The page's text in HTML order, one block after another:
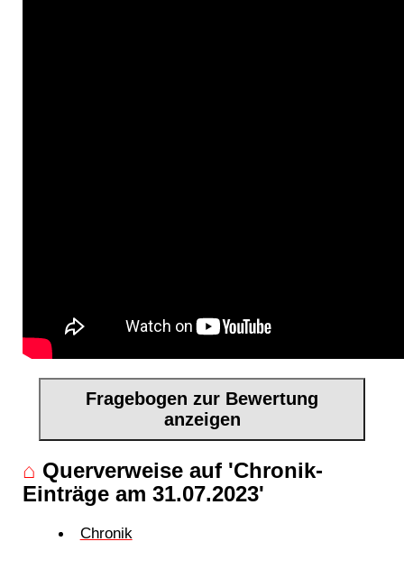
Fragebogen zur Bewertung
anzeigen
⌂ Querverweise auf 'Chronik-
Einträge am 31.07.2023'
Chronik